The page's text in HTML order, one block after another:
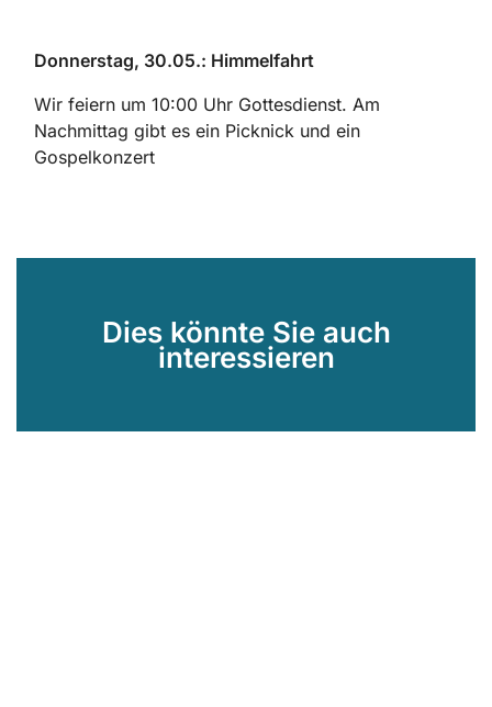
Donnerstag, 30.05.: Himmelfahrt
Wir feiern um 10:00 Uhr Gottesdienst. Am
Nachmittag gibt es ein Picknick und ein
Gospelkonzert
Dies könnte Sie auch
interessieren